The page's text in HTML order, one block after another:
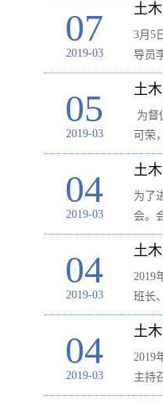
07
2019-03
土
​3月5
导员
05
2019-03
土
为督
可荣
04
2019-03
土
为了
会。
04
2019-03
土
2019
班长
04
2019-03
土
2019
主持